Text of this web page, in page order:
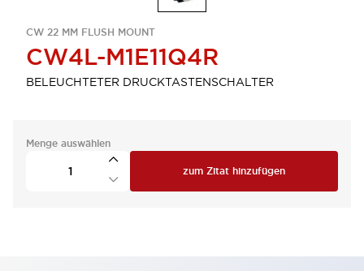
CW 22 MM FLUSH MOUNT
CW4L-M1E11Q4R
BELEUCHTETER DRUCKTASTENSCHALTER
Menge auswählen
zum Zitat hinzufügen